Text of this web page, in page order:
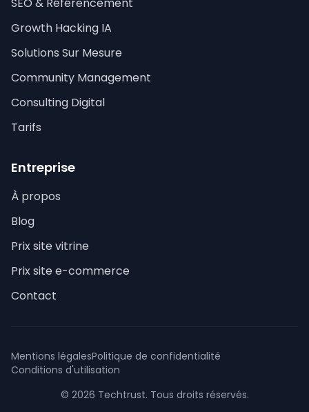
Growth Hacking IA
Solutions Sur Mesure
Community Management
Consulting Digital
Tarifs
Entreprise
À propos
Blog
Prix site vitrine
Prix site e-commerce
Contact
Mentions légalesPolitique de confidentialité
Conditions d'utilisation
© 2026 Techtrust. Tous droits réservés.